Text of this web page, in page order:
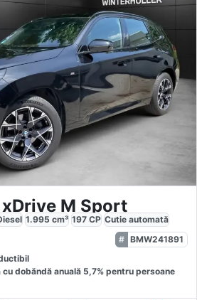
M Sport
1.995 cm³ 197 CP Cutie automată
BMW241891
cu dobăndă anuală 5,7% pentru persoane